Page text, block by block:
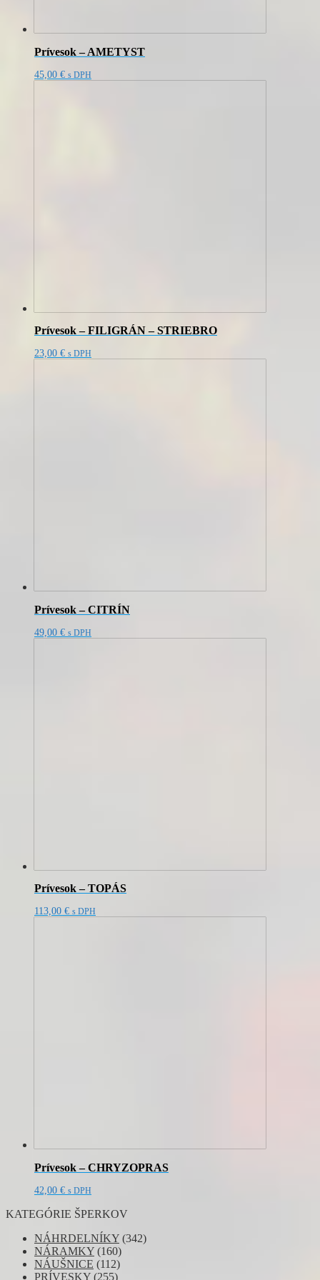
Prívesok – AMETYST
45,00 € s DPH
Prívesok – FILIGRÁN – STRIEBRO
23,00 € s DPH
Prívesok – CITRÍN
49,00 € s DPH
Prívesok – TOPÁS
113,00 € s DPH
Prívesok – CHRYZOPRAS
42,00 € s DPH
KATEGÓRIE ŠPERKOV
NÁHRDELNÍKY (342)
NÁRAMKY (160)
NÁUŠNICE (112)
PRÍVESKY (255)